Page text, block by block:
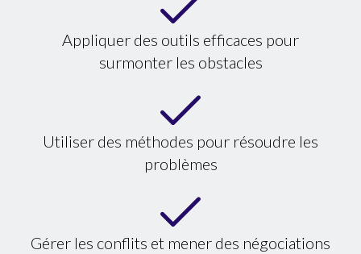
Appliquer des outils efficaces pour
surmonter les obstacles
Utiliser des méthodes pour résoudre les
problèmes
Gérer les conflits et mener des négociations